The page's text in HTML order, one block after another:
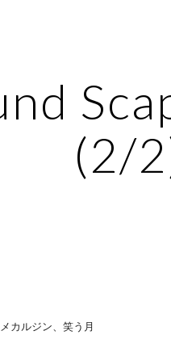
(2/
カルジン、笑う月